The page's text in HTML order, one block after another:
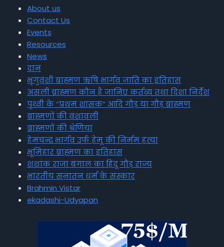
About us
Contact Us
Events
Resources
News
दान
भृगुवंशी ब्राह्मण ऋषि भार्गव जाति का इतिहास
असली ब्राह्मण कौन है जानिए कर्तव्य तथा दिशा निर्देश
पृथ्वी के “प्रथम शासक” आदि गौड़ या गौड़ ब्राह्मण
ब्राह्मणों की वंशावली
ब्राह्मणों की श्रेणियां
हेमचन्द्र भार्गव उर्फ हेमू की निर्मम हत्या
भूमिहार ब्राह्मण का इतिहास
शशांक राजा बंगाल का हिंदू गौड़ राज्य
भारतीय सनातन धर्म के संस्कार
Brahmin Vistar
ekadashi-Udyapan